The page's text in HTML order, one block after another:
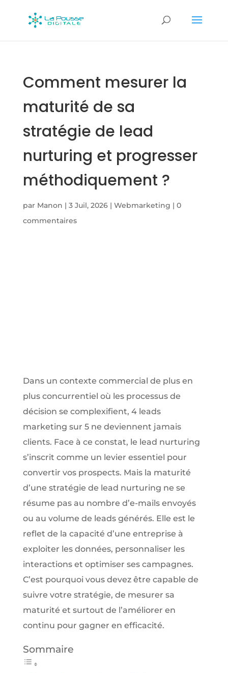
Comment mesurer la
maturité de sa
stratégie de lead
nurturing et progresser
méthodiquement ?
par Manon | 3 Juil, 2026| Webmarketing | 0
commentaires
Dans un contexte commercial de plus en
plus concurrentiel où les processus de
décision se complexifient, 4 leads
marketing sur 5 ne deviennent jamais
clients. Face à ce constat, le lead nurturing
s’inscrit comme un levier essentiel pour
convertir vos prospects. Mais la maturité
d’une stratégie de lead nurturing ne se
résume pas au nombre d’e-mails envoyés
ou au volume de leads générés. Elle est le
reflet de la capacité d’une entreprise à
exploiter les données, personnaliser les
interactions et optimiser ses campagnes.
C’est pourquoi vous devez être capable de
suivre votre stratégie, de mesurer sa
maturité et surtout de l’améliorer en
continu pour gagner en efficacité.
Sommaire